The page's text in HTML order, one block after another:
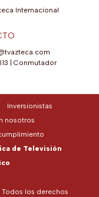
Internacional
Conmutador
Todos los derechos
Inversionistas
nosotros
de Televisión